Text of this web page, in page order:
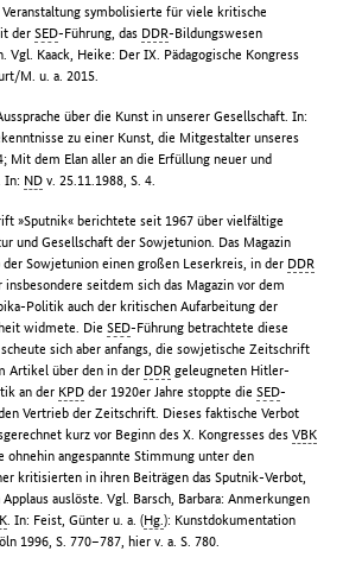
symbolisierte für viele kritische
derSED-Führung, das DDR-Bildungswesen
Vgl. Kaack, Heike: Der IX. Pädagogische Kongress
M. u. a. 2015.
über die Kunst in unserer Gesellschaft. In:
zu einer Kunst, die Mitgestalter unseres
Mit dem Elan aller an die Erfüllung neuer und
In: ND v. 25.11.1988, S. 4.
»Sputnik« berichtete seit 1967 über vielfältige
und Gesellschaft der Sowjetunion. Das Magazin
der Sowjetunion einen großen Leserkreis, in der DDR
seitdem sich das Magazin vor dem
Politik auch der kritischen Aufarbeitung der
widmete. DieSED-Führung betrachtete diese
sich aber anfangs, die sowjetische Zeitschrift
Artikel über den in der DDR geleugneten Hitler-
an der KPD der 1920er Jahre stoppte dieSED-
Vertrieb der Zeitschrift. Dieses faktische Verbot
kurz vor Beginn des X. Kongresses desVBK
ohnehin angespannte Stimmung unter den
kritisierten in ihren Beiträgen das Sputnik-Verbot,
auslöste. Vgl. Barsch, Barbara: Anmerkungen
. In: Feist, Günter u. a. (Hg.): Kunstdokumentation
1996, S. 770–787, hier v. a. S. 780.